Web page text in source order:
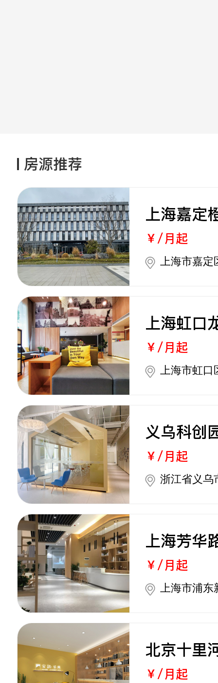
房源推荐
上海嘉定
￥/月起
上海市嘉定
上海虹口
￥/月起
上海市虹口
义乌科创
￥/月起
浙江省义乌
上海芳华
￥/月起
上海市浦东
北京十里
￥/月起